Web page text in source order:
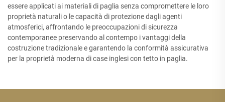
essere applicati ai materiali di paglia senza compromettere le loro
proprietà naturali o le capacità di protezione dagli agenti
atmosferici, affrontando le preoccupazioni di sicurezza
contemporanee preservando al contempo i vantaggi della
costruzione tradizionale e garantendo la conformità assicurativa
per la proprietà moderna di case inglesi con tetto in paglia.